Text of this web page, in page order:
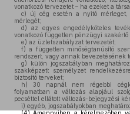
vonatkozó tervezetet – ha ezeket a
c) új cég esetén a nyitó
mérlegét;
d) az egyes engedélyköteles
vonatkozó független pénzügyi
e) az üzletszabályzat tervezetét;
f) a független minőségtanúsító
rendszert, vagy annak bevezetésének
g) külön jogszabályban
szakképzett személyzet
biztosító terveket;
h) 30 napnál nem régebbi
folyamatban a változás alapjául
pecséttel ellátott változás-bejegyzési
i) egyéb, jogszabályokban